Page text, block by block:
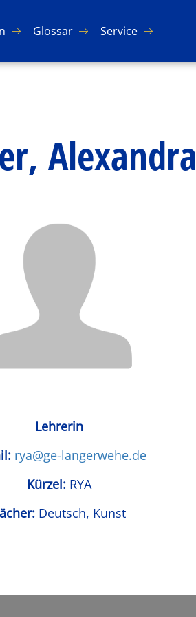
Glos­sar Ser­vice
Alexandra
Lehrerin
rya@ge-langerwehe.de
Kürzel: RYA
Deutsch, Kunst